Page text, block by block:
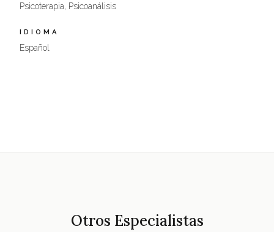
Psicoterapia, Psicoanálisis
IDIOMA
Español
Otros Especialistas